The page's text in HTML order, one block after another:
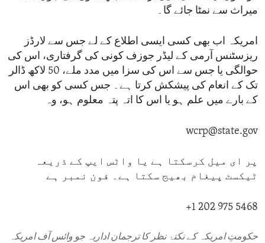
میراث سے نمٹا جائے گا۔
امریکہ اب بھی کسی ایسی اطلاع کے لے جس سے لارڈز
ریزسٹنس آرمی کے لیڈر جوزف کونی کی گرفتاری، اس کی
حوالگی یا جس سے اس کی سزا میں مدد ملے، 50 لاکھ ڈالر
تک کے انعام کی پیشکش کرتا ہے۔ جس کسی کو بھی اس
کے بارے میں علم ہو یا اس کا اتہ پتہ معلوم ہو، وہ
wcrp@state.gov
پر ای میل کرسکتا ہے یا واٹس ایپ کے ذریعہ
ٹیکسٹ پیغام بھیج سکتا ہے۔ فون نمبر ہے
+1 202 975 5468
حکومتِ امریکہ کے نکتۂ نظر کا ترجمان اداریہ جو وائس آف امریکہ